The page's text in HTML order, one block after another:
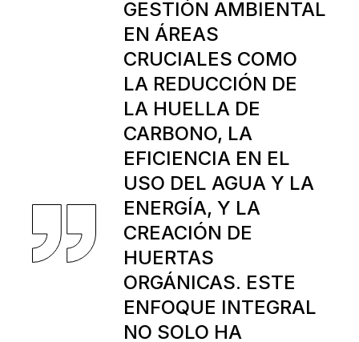
GESTIÓN AMBIENTAL
EN ÁREAS
CRUCIALES COMO
LA REDUCCIÓN DE
LA HUELLA DE
CARBONO, LA
EFICIENCIA EN EL
USO DEL AGUA Y LA
ENERGÍA, Y LA
CREACIÓN DE
HUERTAS
ORGÁNICAS. ESTE
ENFOQUE INTEGRAL
NO SOLO HA